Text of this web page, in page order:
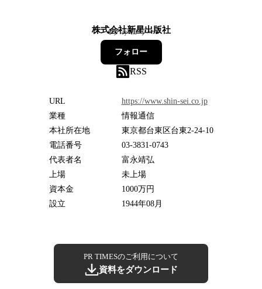
株式会社新星出版社
4フォロワー
フォロー
RSS
URL
https://www.shin-sei.co.jp
業種
情報通信
本社所在地
東京都台東区台東2-24-10
電話番号
03-3831-0743
代表者名
富永靖弘
上場
未上場
資本金
1000万円
設立
1944年08月
PR TIMESのご利用について
資料をダウンロード